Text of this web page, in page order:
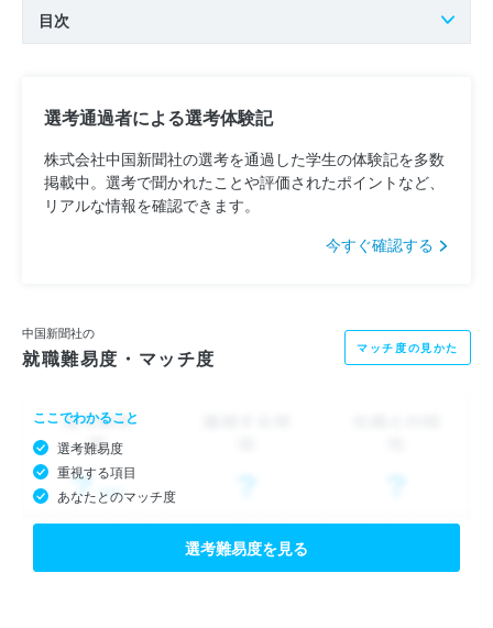
目次
選考通過者による選考体験記
株式会社中国新聞社の選考を通過した学生の体験記を多数
掲載中。選考で聞かれたことや評価されたポイントなど、
リアルな情報を確認できます。
今すぐ確認する
中国新聞社の
就職難易度・マッチ度 マッチ度の見かた
ここでわかること
選考難易度
重視する項目
あなたとのマッチ度
選考難易度を見る